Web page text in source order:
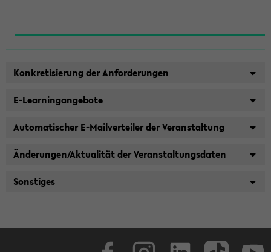
Konkretisierung der Anforderungen
E-Learningangebote
Automatischer E-Mailverteiler der Veranstaltung
Änderungen/Aktualität der Veranstaltungsdaten
Sonstiges